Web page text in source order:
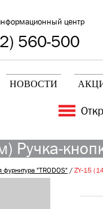
центр
560-500
НОВОСТИ
Ручка-
"TRODOS"/ZY-15